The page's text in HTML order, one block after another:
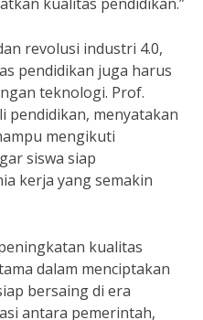
revolusi industri 4.0,
pendidikan juga harus
teknologi. Prof.
pendidikan, menyatakan
mengikuti
siswa siap
kerja yang semakin
kualitas
dalam menciptakan
bersaing di era
antara pemerintah,